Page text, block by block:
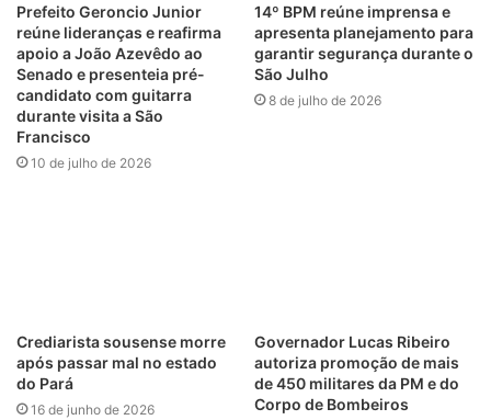
Prefeito Geroncio Junior
reúne lideranças e reafirma
apoio a João Azevêdo ao
Senado e presenteia pré-
candidato com guitarra
durante visita a São
Francisco
10 de julho de 2026
14º BPM reúne imprensa e
apresenta planejamento para
garantir segurança durante o
São Julho
8 de julho de 2026
Crediarista sousense morre
após passar mal no estado
do Pará
16 de junho de 2026
Governador Lucas Ribeiro
autoriza promoção de mais
de 450 militares da PM e do
Corpo de Bombeiros